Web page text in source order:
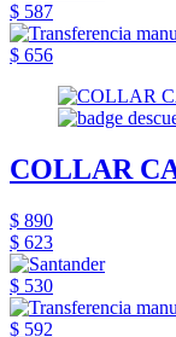
$ 587
$ 656
COLLAR
$ 890
$ 623
$ 530
$ 592